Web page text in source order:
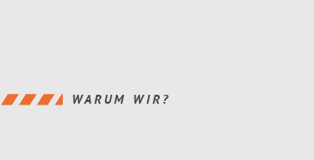
WARUM WIR?